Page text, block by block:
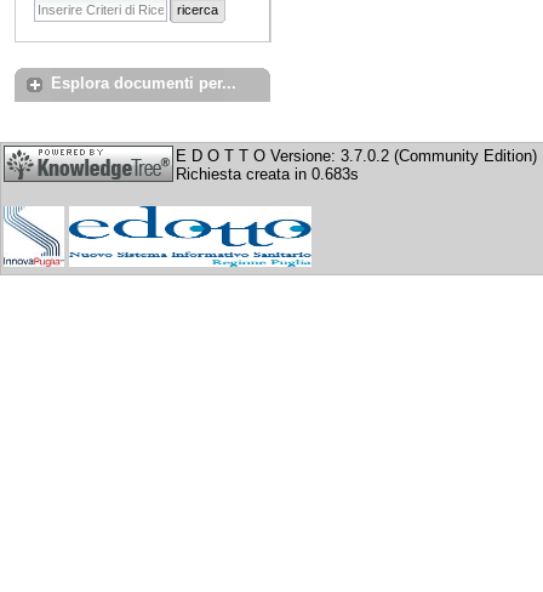
ricerca
Esplora documenti per...
E D O T T O Versione: 3.7.0.2 (Community Edition)
Richiesta creata in 0.683s